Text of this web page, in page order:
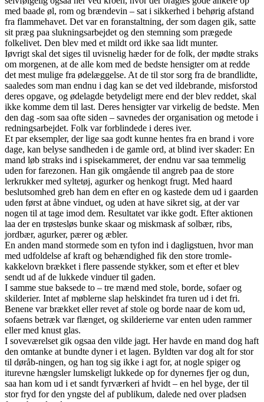
med baade øl, rom og brændevin – sat i sikkerhed i behørig afstand
fra flammehavet. Det var en foranstaltning, der som dagen gik, satte
sit præg paa slukningsarbejdet og den stemning som prægede
folkelivet. Den blev med et mildt ord ikke saa lidt munter.
Iøvrigt skal det siges til uvisnelig hæder for de folk, der mødte straks
om morgenen, at de alle kom med de bedste hensigter om at redde
det mest mulige fra ødelæggelse. At de til stor sorg fra de brandlidte,
saaledes som man endnu i dag kan se det ved ildebrande, misforstod
deres opgave, og ødelagde betydeligt mere end der blev reddet, skal
ikke komme dem til last. Deres hensigter var virkelig de bedste. Men
den dag -som saa ofte siden – savnedes der organisation og metode i
redningsarbejdet. Folk var forblindede i deres iver.
Et par eksempler, der lige saa godt kunne hentes fra en brand i vore
dage, kan belyse sandheden i de gamle ord, at blind iver skader: En
mand løb straks ind i spisekammeret, der endnu var saa temmelig
uden for farezonen. Han gik omgående til angreb paa de store
lerkrukker med syltetøj, agurker og henkogt frugt. Med haard
beslutsomhed greb han dem en efter en og kastede dem ud i gaarden
uden først at åbne vinduet, og uden at have sikret sig, at der var
nogen til at tage imod dem. Resultatet var ikke godt. Efter aktionen
laa der en trøstesløs bunke skaar og miskmask af solbær, ribs,
jordbær, agurker, pærer og æbler.
En anden mand stormede som en tyfon ind i dagligstuen, hvor man
med udfoldelse af kraft og behændighed fik den store tromle-
kakkelovn brækket i flere passende stykker, som et efter et blev
sendt ud af de lukkede vinduer til gaden.
I samme stue baksede to – tre mænd med stole, borde, sofaer og
skilderier. Intet af møblerne slap helskindet fra turen ud i det fri.
Benene var brækket eller revet af stole og borde naar de kom ud,
sofaens betræk var flænget, og skilderierne var enten uden rammer
eller med knust glas.
I soveværelset gik ogsaa den vilde jagt. Her havde en mand dog haft
den omtanke at bundte dyner i et lagen. Byldten var dog alt for stor
til døråb-ningen, og han tog sig ikke i agt for, at nogle spiger og
iturevne hængsler lumskeligt lukkede op for dynernes fjer og dun,
saa han kom ud i et sandt fyrværkeri af hvidt – en hel byge, der til
stor fryd for den yngste del af publikum, dalede ned over pladsen